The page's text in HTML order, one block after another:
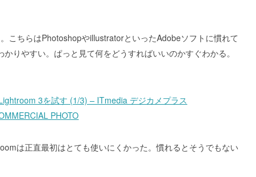
こちらはPhotoshopやillustratorといったAdobeソフトに慣れて
りやすい。ぱっと見て何をどうすればいいのかすぐわかる。
3を試す (1/3) – ITmedia デジカメプラス
PHOTO
は正直最初はとても使いにくかった。慣れるとそうでもない